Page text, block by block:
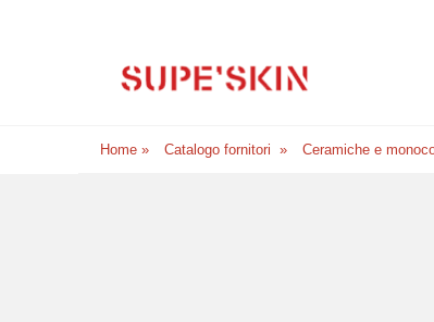
Home » Catalogo fornitori » Ceramiche e